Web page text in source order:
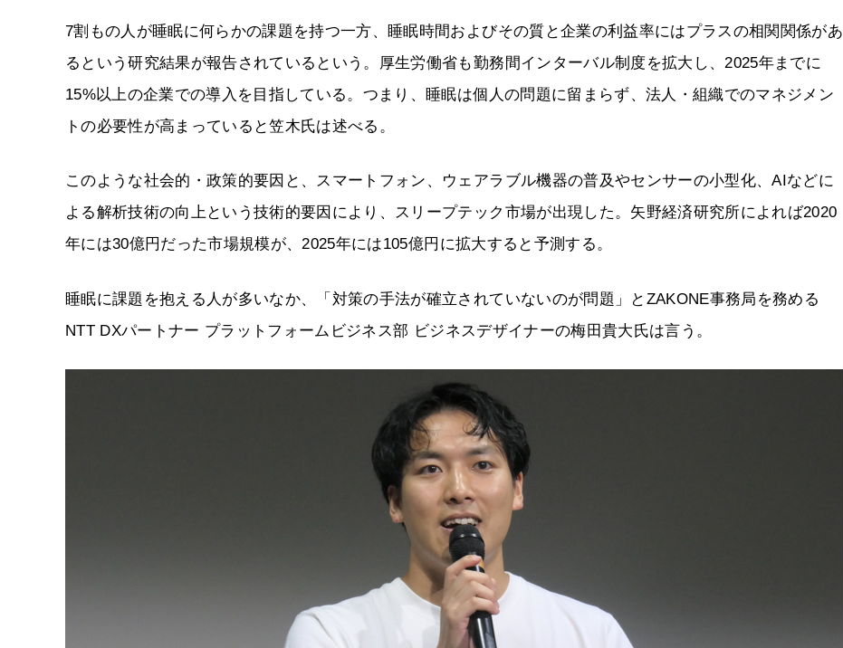
7割もの人が睡眠に何らかの課題を持つ一方、睡眠時間およびその質と企業の利益率にはプラスの相関関係があ
るという研究結果が報告されているという。厚生労働省も勤務間インターバル制度を拡大し、2025年までに
15%以上の企業での導入を目指している。つまり、睡眠は個人の問題に留まらず、法人・組織でのマネジメン
トの必要性が高まっていると笠木氏は述べる。
このような社会的・政策的要因と、スマートフォン、ウェアラブル機器の普及やセンサーの小型化、AIなどに
よる解析技術の向上という技術的要因により、スリープテック市場が出現した。矢野経済研究所によれば2020
年には30億円だった市場規模が、2025年には105億円に拡大すると予測する。
睡眠に課題を抱える人が多いなか、「対策の手法が確立されていないのが問題」とZAKONE事務局を務める
NTT DXパートナー プラットフォームビジネス部 ビジネスデザイナーの梅田貴大氏は言う。